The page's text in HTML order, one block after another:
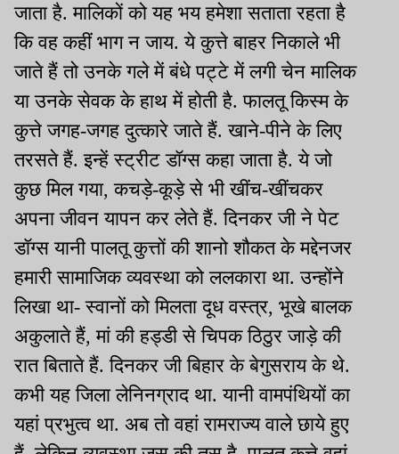
जाता है. मालिकों को यह भय हमेशा सताता रहता है
कि वह कहीं भाग न जाय. ये कुत्ते बाहर निकाले भी
जाते हैं तो उनके गले में बंधे पट्टे में लगी चेन मालिक
या उनके सेवक के हाथ में होती है. फालतू किस्म के
कुत्ते जगह-जगह दुत्कारे जाते हैं. खाने-पीने के लिए
तरसते हैं. इन्हें स्ट्रीट डॉग्स कहा जाता है. ये जो
कुछ मिल गया, कचड़े-कूड़े से भी खींच-खींचकर
अपना जीवन यापन कर लेते हैं. दिनकर जी ने पेट
डॉग्स यानी पालतू कुत्तों की शानो शौकत के मद्देनजर
हमारी सामाजिक व्यवस्था को ललकारा था. उन्होंने
लिखा था- स्वानों को मिलता दूध वस्त्र, भूखे बालक
अकुलाते हैं, मां की हड्डी से चिपक ठिठुर जाड़े की
रात बिताते हैं. दिनकर जी बिहार के बेगुसराय के थे.
कभी यह जिला लेनिनग्राद था. यानी वामपंथियों का
यहां प्रभुत्व था. अब तो वहां रामराज्य वाले छाये हुए